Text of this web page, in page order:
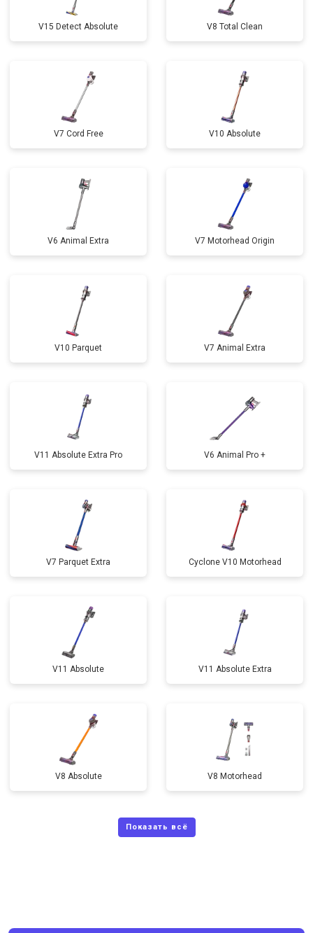
V15 Detect Absolute V8 Total Clean
V7 Cord Free V10 Absolute
V6 Animal Extra V7 Motorhead Origin
V10 Parquet V7 Animal Extra
V11 Absolute Extra Pro V6 Animal Pro +
V7 Parquet Extra Cyclone V10 Motorhead
V11 Absolute V11 Absolute Extra
V8 Absolute V8 Motorhead